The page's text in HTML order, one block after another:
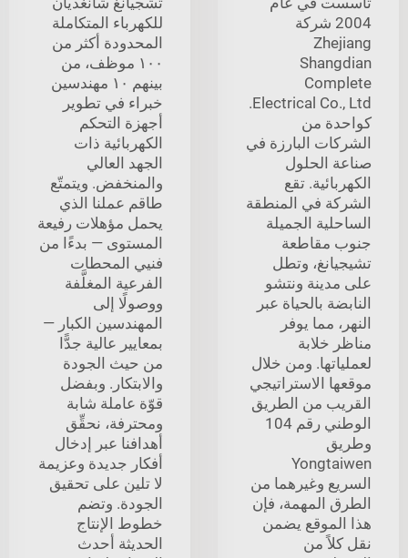
2004 شركة
Zhejiang
Shangdian
Complete
Electrical Co., Ltd.
كواحدة من
الشركات البارزة في
صناعة الحلول
الكهربائية. تقع
الشركة في المنطقة
الساحلية الجميلة
جنوب مقاطعة
تشيجيانغ، وتطل
على مدينة ونتشو
النابضة بالحياة عبر
النهر، مما يوفر
مناظر خلابة
لعملياتها. ومن خلال
موقعها الاستراتيجي
القريب من الطريق
الوطني رقم 104
وطريق
Yongtaiwen
السريع وغيرهما من
الطرق المهمة، فإن
هذا الموقع يضمن
نقل كلاً من
للكهرباء المتكاملة
المحدودة أكثر من
١٠٠ موظف، من
بينهم ١٠ مهندسين
خبراء في تطوير
أجهزة التحكم
الكهربائية ذات
الجهد العالي
والمنخفض. ويتمتّع
طاقم عملنا الذي
يحمل مؤهلات رفيعة
المستوى — بدءًا من
فنيي المحطات
الفرعية المغلَّفة
ووصولًا إلى
المهندسين الكبار —
بمعايير عالية جدًّا
من حيث الجودة
والابتكار. وبفضل
قوّة عاملة شابة
ومحترفة، نحقِّق
أهدافنا عبر إدخال
أفكار جديدة وعزيمة
لا تلين على تحقيق
الجودة. وتضم
خطوط الإنتاج
الحديثة أحدث